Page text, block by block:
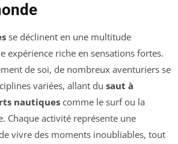
se déclinent en une multitude
expérience riche en sensations fortes.
de soi, de nombreux aventuriers se
variées, allant du saut à
nautiques comme le surf ou la
Chaque activité représente une
vivre des moments inoubliables, tout